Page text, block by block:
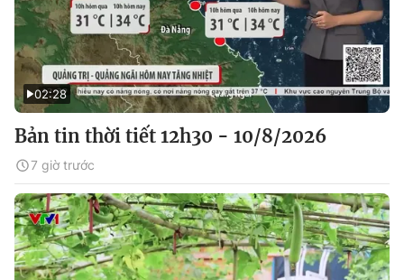
02:28
Bản tin thời tiết 12h30 - 10/8/2026
7 giờ trước